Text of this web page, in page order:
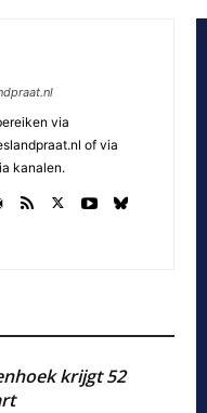
via
of via
kanalen.
krijgt 52